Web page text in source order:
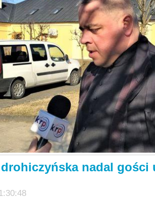
drohiczyńska nadal gości